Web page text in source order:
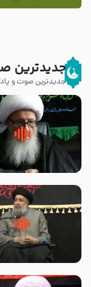
جدیدترین
جدیدترین صوت و
زوّار اربعین امام حسین
السلام) با این اشتیاق
لقب حضرت رقیه سلام
چه معناست – حجت